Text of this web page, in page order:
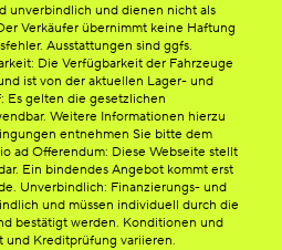
unverbindlich und dienen nicht als
Verkäufer übernimmt keine Haftung
Ausstattungen sind ggfs.
Die Verfügbarkeit der Fahrzeuge
ist von der aktuellen Lager- und
Es gelten die gesetzlichen
Weitere Informationen hierzu
entnehmen Sie bitte dem
ad Offerendum: Diese Webseite stellt
Ein bindendes Angebot kommt erst
Unverbindlich: Finanzierungs- und
und müssen individuell durch die
bestätigt werden. Konditionen und
und Kreditprüfung variieren.